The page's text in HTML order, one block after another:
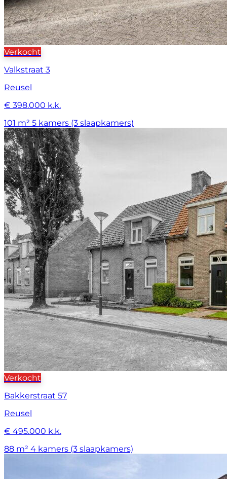
Verkocht
Valkstraat 3
Reusel
€ 398.000 k.k.
101 m² 5 kamers (3 slaapkamers)
Verkocht
Bakkerstraat 57
Reusel
€ 495.000 k.k.
88 m² 4 kamers (3 slaapkamers)